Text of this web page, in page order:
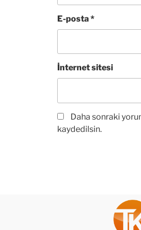
E-posta*
İnternet sitesi
Daha sonraki
kaydedilsin.